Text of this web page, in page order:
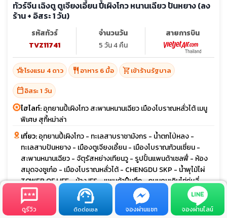
ทัวร์จีน เฉิงตู ตูเจียงเอี้ยน ปี้เผิงโกว หนานเฉียว ปันหยาง (ลง
ร้าน + อิสระ 1 วัน)
รหัสทัวร์
TVZ11741
จำนวนวัน
5 วัน 4 คืน
สายการบิน
hotel_classโรงแรม 4 ดาว restaurant อาหาร 6 มื้อ shopping_cartเข้าร้านรัฐบาล
calendar_todayอิสระ 1 วัน
ไฮไลท์:อุทยานปี้เผิงโกว สะพานหนานเฉียว เมืองโบราณหลั่วไต้ เมนู
พิเศษ สุกี้หม่าล่า
เที่ยว:อุทยานปี้เผิงโกว - ทะเลสาบราชามังกร - น้ำตกไป่หลง -
ทะเลสาบปันหยาง - เมืองตูเจียงเอี้ยน - เมืองโบราณก้วนเซี่ยน -
สะพานหนานเฉียว - จัตุรัสหย่างเทียนวู - รูปปั้นแพนด้าเซลฟี่ - ห้อง
สมุดจงซูเก๋อ - เมืองโบราณหลั่วไต้ - CHENGDU SKP - น้ำพุไม้ไผ่
TOWER OF LIFE - ห้าง IFS - แพนด้าปืนตึก - ถนนคนเดินไท่กู่หลี่ -
MINISO LAND
ดูรีวิว ติดต่อเซล จองผ่านแชท จองผ่านไลน์